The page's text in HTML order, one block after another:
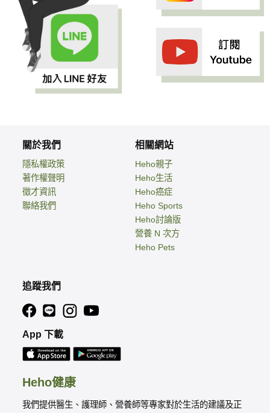
Heho健康
我們提供醫生、護理師、營養師等專家對於生活的建議及正
關於我們
隱私權政策
著作權聲明
徵才資訊
聯絡我們
相關網站
Heho親子
Heho生活
Heho癌症
Heho Sports
Heho討論版
營養 N 次方
Heho Pets
追蹤我們
App 下載